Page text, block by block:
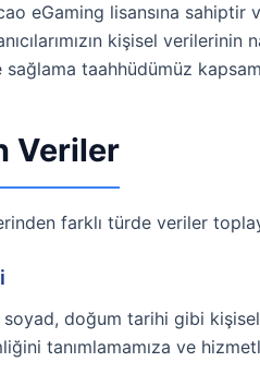
eGaming lisansına
kişisel
taahhüdümüz
Veriler
farklı türde veriler
soyad, doğum tarihi gibi
tanımlamamıza ve